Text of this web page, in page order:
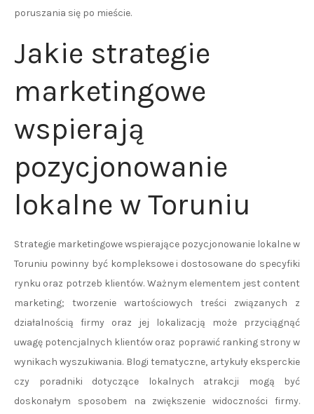
poruszania się po mieście.
Jakie strategie
marketingowe
wspierają
pozycjonowanie
lokalne w Toruniu
Strategie marketingowe wspierające pozycjonowanie lokalne w
Toruniu powinny być kompleksowe i dostosowane do specyfiki
rynku oraz potrzeb klientów. Ważnym elementem jest content
marketing; tworzenie wartościowych treści związanych z
działalnością firmy oraz jej lokalizacją może przyciągnąć
uwagę potencjalnych klientów oraz poprawić ranking strony w
wynikach wyszukiwania. Blogi tematyczne, artykuły eksperckie
czy poradniki dotyczące lokalnych atrakcji mogą być
doskonałym sposobem na zwiększenie widoczności firmy.